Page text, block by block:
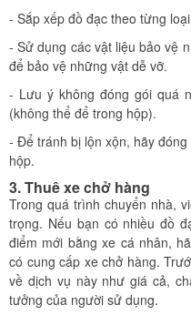
- Sắp xếp đồ đạc theo từng
- Sử dụng các vật liệu bảo vệ
để bảo vệ những vật dễ vỡ.
- Lưu ý không đóng gói quá
(không thể để trong hộp).
- Để tránh bị lộn xộn, hãy
hộp.
3. Thuê xe chở hàng
Trong quá trình chuyển nhà,
trọng. Nếu bạn có nhiều đồ
điểm mới bằng xe cá nhân,
có cung cấp xe chở hàng.
về dịch vụ này như giá cả,
tưởng của người sử dụng.